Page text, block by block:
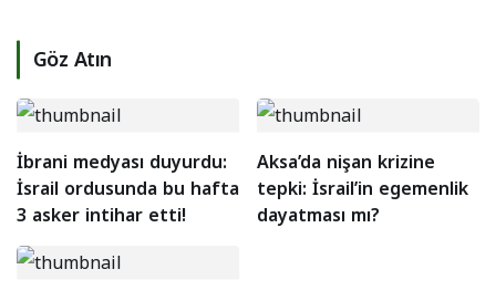
Göz Atın
İbrani medyası duyurdu:
İsrail ordusunda bu hafta
3 asker intihar etti!
Aksa’da nişan krizine
tepki: İsrail’in egemenlik
dayatması mı?